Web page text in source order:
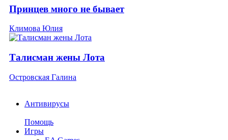
Принцев много не бывает
Климова Юлия
Талисман жены Лота
Островская Галина
Антивирусы
Помощь
Игры